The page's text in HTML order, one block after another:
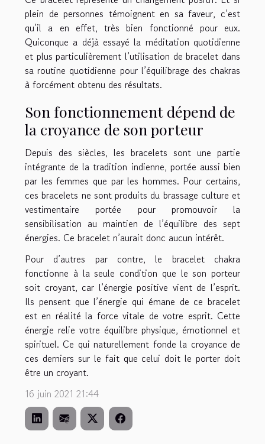
plein de personnes témoignent en sa faveur, c’est
qu’il a en effet, très bien fonctionné pour eux.
Quiconque a déjà essayé la méditation quotidienne
et plus particulièrement l’utilisation de bracelet dans
sa routine quotidienne pour l’équilibrage des chakras
à forcément obtenu des résultats.
Son fonctionnement dépend de
la croyance de son porteur
Depuis des siècles, les bracelets sont une partie
intégrante de la tradition indienne, portée aussi bien
par les femmes que par les hommes. Pour certains,
ces bracelets ne sont produits du brassage culture et
vestimentaire portée pour promouvoir la
sensibilisation au maintien de l’équilibre des sept
énergies. Ce bracelet n’aurait donc aucun intérêt.
Pour d’autres par contre, le bracelet chakra
fonctionne à la seule condition que le son porteur
soit croyant, car l’énergie positive vient de l’esprit.
Ils pensent que l’énergie qui émane de ce bracelet
est en réalité la force vitale de votre esprit. Cette
énergie relie votre équilibre physique, émotionnel et
spirituel. Ce qui naturellement fonde la croyance de
ces derniers sur le fait que celui doit le porter doit
être un croyant.
16 juin 2021 21:44